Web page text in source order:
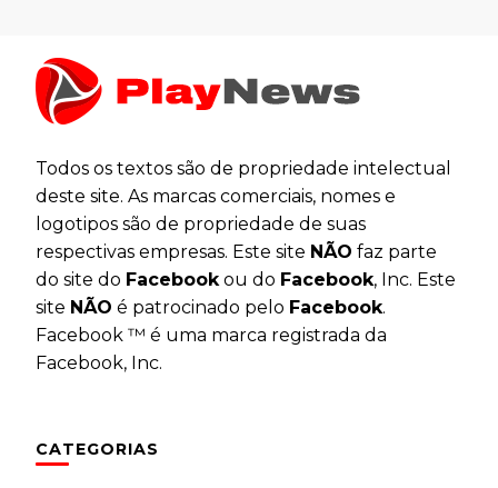
Todos os textos são de propriedade intelectual
deste site. As marcas comerciais, nomes e
logotipos são de propriedade de suas
respectivas empresas. Este site NÃO faz parte
do site do Facebookou do Facebook, Inc. Este
site NÃO é patrocinado pelo Facebook.
Facebook ™ é uma marca registrada da
Facebook, Inc.
CATEGORIAS